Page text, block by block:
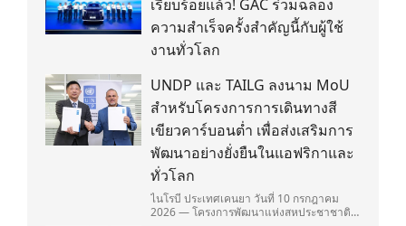
เรียบร้อยแล้ว! GAC ร่วมฉลอง
ความสำเร็จครั้งสำคัญนี้กับผู้ใช้
งานทั่วโลก
UNDP และ TAILG ลงนาม MoU
สำหรับโครงการการเดินทางสี
เขียวคาร์บอนต่ำ เพื่อส่งเสริมการ
พัฒนาอย่างยั่งยืนในแอฟริกาและ
ทั่วโลก
ไนโรบี ประเทศเคนยา วันที่ 10 กรกฎาคม
2026 — โครงการพัฒนาแห่งสหประชาชาติ